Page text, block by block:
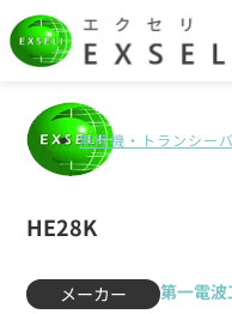
無線機・トランシー
HE28K
メーカー
第一電